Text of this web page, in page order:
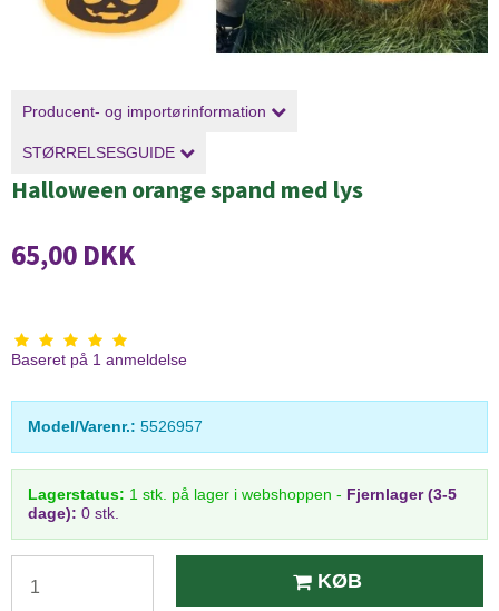
Producent- og importørinformation
STØRRELSESGUIDE
Halloween orange spand med lys
65,00 DKK
Baseret på 1 anmeldelse
Model/Varenr.: 5526957
Lagerstatus: 1 stk. på lager i webshoppen - Fjernlager (3-5
dage): 0 stk.
KØB